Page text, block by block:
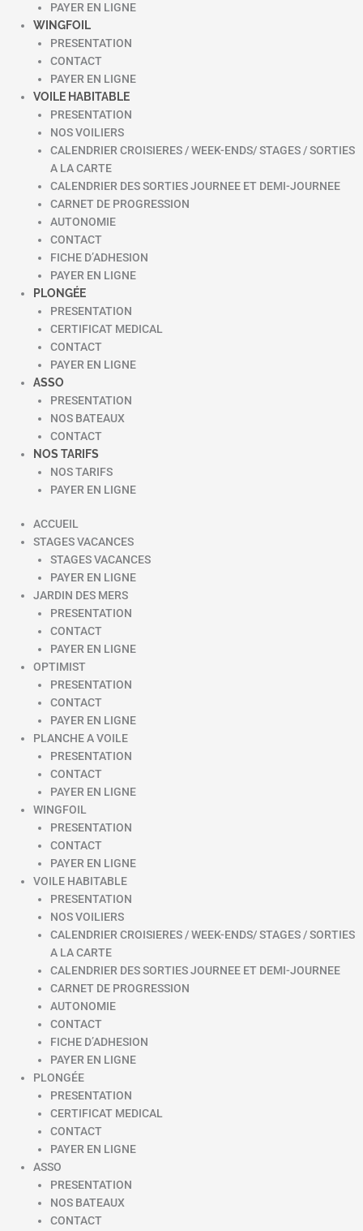
PAYER EN LIGNE
WINGFOIL
PRESENTATION
CONTACT
PAYER EN LIGNE
VOILE HABITABLE
PRESENTATION
NOS VOILIERS
CALENDRIER CROISIERES / WEEK-ENDS/ STAGES / SORTIES
A LA CARTE
CALENDRIER DES SORTIES JOURNEE ET DEMI-JOURNEE
CARNET DE PROGRESSION
AUTONOMIE
CONTACT
FICHE D’ADHESION
PAYER EN LIGNE
PLONGÉE
PRESENTATION
CERTIFICAT MEDICAL
CONTACT
PAYER EN LIGNE
ASSO
PRESENTATION
NOS BATEAUX
CONTACT
NOS TARIFS
NOS TARIFS
PAYER EN LIGNE
ACCUEIL
STAGES VACANCES
STAGES VACANCES
PAYER EN LIGNE
JARDIN DES MERS
PRESENTATION
CONTACT
PAYER EN LIGNE
OPTIMIST
PRESENTATION
CONTACT
PAYER EN LIGNE
PLANCHE A VOILE
PRESENTATION
CONTACT
PAYER EN LIGNE
WINGFOIL
PRESENTATION
CONTACT
PAYER EN LIGNE
VOILE HABITABLE
PRESENTATION
NOS VOILIERS
CALENDRIER CROISIERES / WEEK-ENDS/ STAGES / SORTIES
A LA CARTE
CALENDRIER DES SORTIES JOURNEE ET DEMI-JOURNEE
CARNET DE PROGRESSION
AUTONOMIE
CONTACT
FICHE D’ADHESION
PAYER EN LIGNE
PLONGÉE
PRESENTATION
CERTIFICAT MEDICAL
CONTACT
PAYER EN LIGNE
ASSO
PRESENTATION
NOS BATEAUX
CONTACT